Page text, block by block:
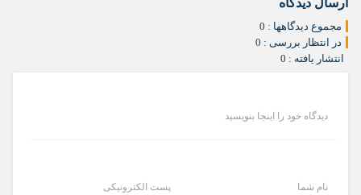
ارسال دیدگاه
مجموع دیدگاهها : 0
در انتظار بررسی : 0
انتشار یافته : 0
دیدگاه خود را اینجا بنویسید
نام شما پست الکترونیکی